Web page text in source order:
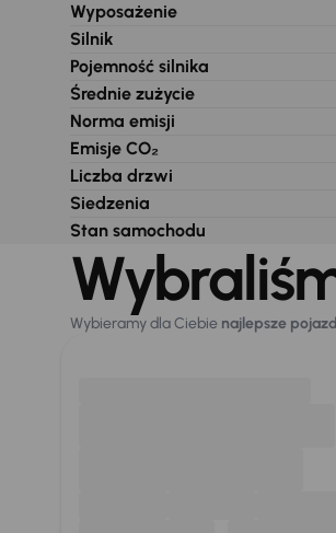
Wyposażenie
Silnik
Pojemność silnika
Średnie zużycie
Norma emisji
Emisje CO₂
Liczba drzwi
Siedzenia
Stan samochodu
Wybieramy dla Ciebie najlepsze